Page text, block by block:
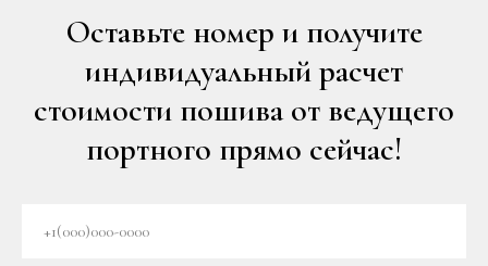
Оставьте номер и получите
индивидуальный расчет
стоимости пошива от ведущего
портного прямо сейчас!